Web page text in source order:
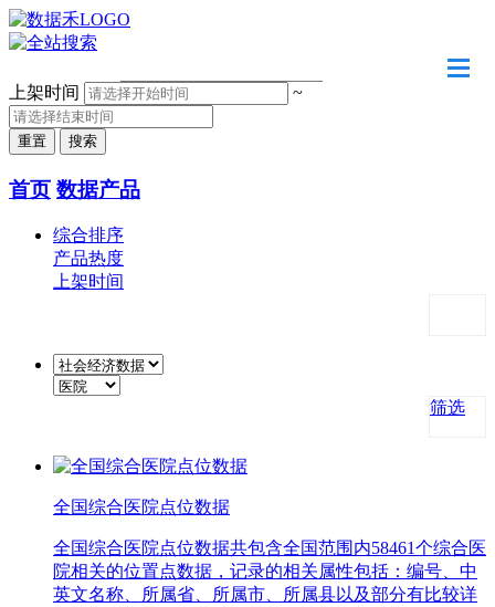
上架时间
~
首页 数据产品
综合排序
产品热度
上架时间
筛选
全国综合医院点位数据
全国综合医院点位数据共包含全国范围内58461个综合医
院相关的位置点数据，记录的相关属性包括：编号、中
英文名称、所属省、所属市、所属县以及部分有比较详